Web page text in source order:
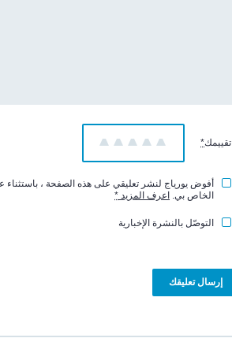
تقييمك*
5 4 3 2 1
أفوض يورياج لنشر تعليقي على هذه الصفحة ، باستثناء
الخاص بي. اعرف المزيد *
التوصّل بالنشرة الإخبارية